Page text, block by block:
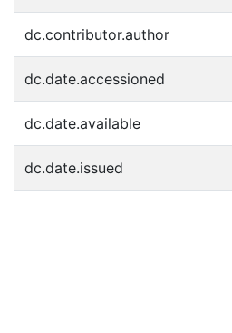
dc.contributor.author
dc.date.accessioned
dc.date.available
dc.date.issued